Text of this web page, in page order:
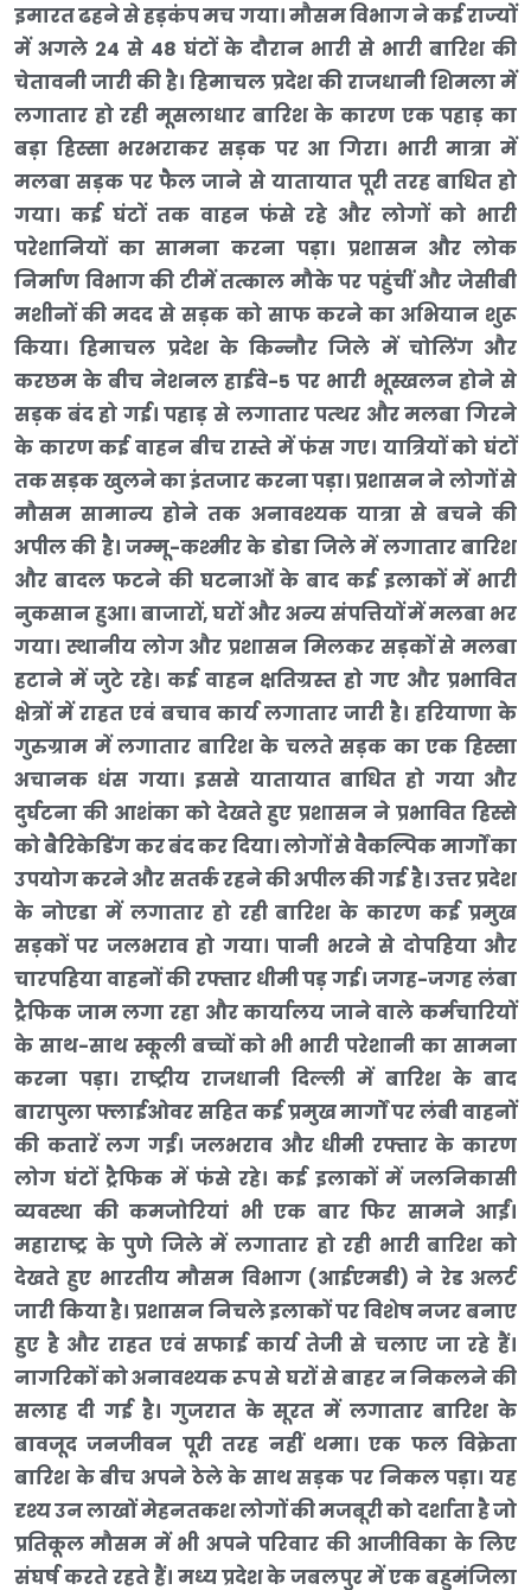
इमारत ढहने से हड़कंप मच गया। मौसम विभाग ने कई राज्यों
में अगले 24 से 48 घंटों के दौरान भारी से भारी बारिश की
चेतावनी जारी की है। हिमाचल प्रदेश की राजधानी शिमला में
लगातार हो रही मूसलाधार बारिश के कारण एक पहाड़ का
बड़ा हिस्सा भरभराकर सड़क पर आ गिरा। भारी मात्रा में
मलबा सड़क पर फैल जाने से यातायात पूरी तरह बाधित हो
गया। कई घंटों तक वाहन फंसे रहे और लोगों को भारी
परेशानियों का सामना करना पड़ा। प्रशासन और लोक
निर्माण विभाग की टीमें तत्काल मौके पर पहुंचीं और जेसीबी
मशीनों की मदद से सड़क को साफ करने का अभियान शुरू
किया। हिमाचल प्रदेश के किन्नौर जिले में चोलिंग और
करछम के बीच नेशनल हाईवे-5 पर भारी भूस्खलन होने से
सड़क बंद हो गई। पहाड़ से लगातार पत्थर और मलबा गिरने
के कारण कई वाहन बीच रास्ते में फंस गए। यात्रियों को घंटों
तक सड़क खुलने का इंतजार करना पड़ा। प्रशासन ने लोगों से
मौसम सामान्य होने तक अनावश्यक यात्रा से बचने की
अपील की है। जम्मू-कश्मीर के डोडा जिले में लगातार बारिश
और बादल फटने की घटनाओं के बाद कई इलाकों में भारी
नुकसान हुआ। बाजारों, घरों और अन्य संपत्तियों में मलबा भर
गया। स्थानीय लोग और प्रशासन मिलकर सड़कों से मलबा
हटाने में जुटे रहे। कई वाहन क्षतिग्रस्त हो गए और प्रभावित
क्षेत्रों में राहत एवं बचाव कार्य लगातार जारी है। हरियाणा के
गुरुग्राम में लगातार बारिश के चलते सड़क का एक हिस्सा
अचानक धंस गया। इससे यातायात बाधित हो गया और
दुर्घटना की आशंका को देखते हुए प्रशासन ने प्रभावित हिस्से
को बैरिकेडिंग कर बंद कर दिया। लोगों से वैकल्पिक मार्गों का
उपयोग करने और सतर्क रहने की अपील की गई है। उत्तर प्रदेश
के नोएडा में लगातार हो रही बारिश के कारण कई प्रमुख
सड़कों पर जलभराव हो गया। पानी भरने से दोपहिया और
चारपहिया वाहनों की रफ्तार धीमी पड़ गई। जगह-जगह लंबा
ट्रैफिक जाम लगा रहा और कार्यालय जाने वाले कर्मचारियों
के साथ-साथ स्कूली बच्चों को भी भारी परेशानी का सामना
करना पड़ा। राष्ट्रीय राजधानी दिल्ली में बारिश के बाद
बारापुला फ्लाईओवर सहित कई प्रमुख मार्गों पर लंबी वाहनों
की कतारें लग गईं। जलभराव और धीमी रफ्तार के कारण
लोग घंटों ट्रैफिक में फंसे रहे। कई इलाकों में जलनिकासी
व्यवस्था की कमजोरियां भी एक बार फिर सामने आईं।
महाराष्ट्र के पुणे जिले में लगातार हो रही भारी बारिश को
देखते हुए भारतीय मौसम विभाग (आईएमडी) ने रेड अलर्ट
जारी किया है। प्रशासन निचले इलाकों पर विशेष नजर बनाए
हुए है और राहत एवं सफाई कार्य तेजी से चलाए जा रहे हैं।
नागरिकों को अनावश्यक रूप से घरों से बाहर न निकलने की
सलाह दी गई है। गुजरात के सूरत में लगातार बारिश के
बावजूद जनजीवन पूरी तरह नहीं थमा। एक फल विक्रेता
बारिश के बीच अपने ठेले के साथ सड़क पर निकल पड़ा। यह
दृश्य उन लाखों मेहनतकश लोगों की मजबूरी को दर्शाता है जो
प्रतिकूल मौसम में भी अपने परिवार की आजीविका के लिए
संघर्ष करते रहते हैं। मध्य प्रदेश के जबलपुर में एक बहुमंजिला